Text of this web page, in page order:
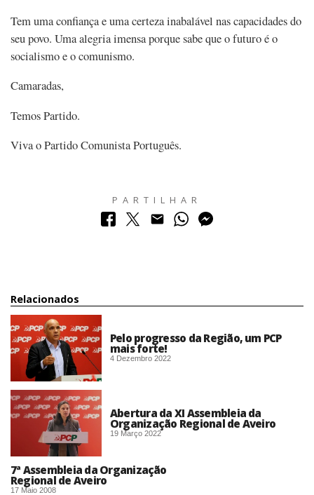
Tem uma confiança e uma certeza inabalável nas capacidades do
seu povo. Uma alegria imensa porque sabe que o futuro é o
socialismo e o comunismo.
Camaradas,
Temos Partido.
Viva o Partido Comunista Português.
PARTILHAR
Relacionados
Pelo progresso da Região, um PCP
mais forte!
4 Dezembro 2022
Abertura da XI Assembleia da
Organização Regional de Aveiro
19 Março 2022
7ª Assembleia da Organização
Regional de Aveiro
17 Maio 2008